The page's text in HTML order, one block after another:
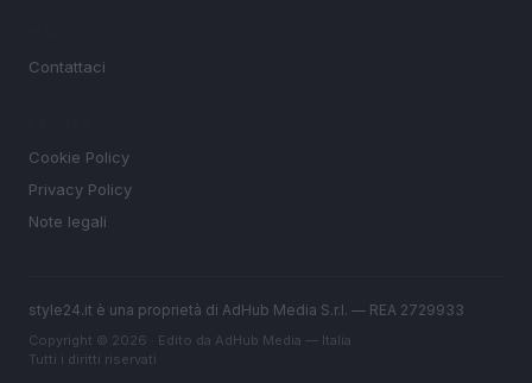
Contattaci
Cookie Policy
Privacy Policy
Note legali
style24.it è una proprietà di AdHub Media S.r.l. — REA 2729933
Copyright © 2026 · Edito da AdHub Media — Italia
Tutti i diritti riservati